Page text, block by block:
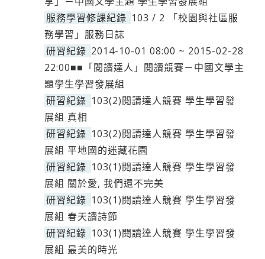
服務學習修課紀錄 103 / 2 「校園與社區服
務學習」服務日誌
研習紀錄 2014-10-01 08:00 ~ 2015-02-28
22:00■■「閱讀達人」閱讀競賽－中國文學主
題學生學習發展組
研習紀錄 103(2)閱讀達人競賽 學生學習發
展組 真相
研習紀錄 103(2)閱讀達人競賽 學生學習發
展組 平地國的迷藏花園
研習紀錄 103(1)閱讀達人競賽 學生學習發
展組 關於愛, 我們還不完美
研習紀錄 103(1)閱讀達人競賽 學生學習發
展組 春天讀詩節
研習紀錄 103(1)閱讀達人競賽 學生學習發
展組 最美的時光